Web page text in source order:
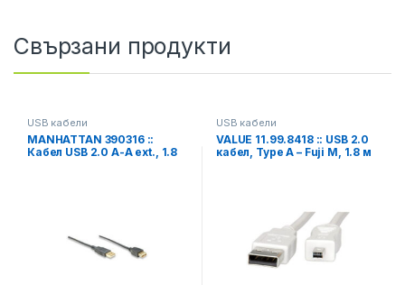
Свързани продукти
USB кабели
MANHATTAN 390316 ::
Кабел USB 2.0 A-A ext., 1.8
USB кабели
VALUE 11.99.8418 :: USB 2.0
кабел, Type A – Fuji M, 1.8 м